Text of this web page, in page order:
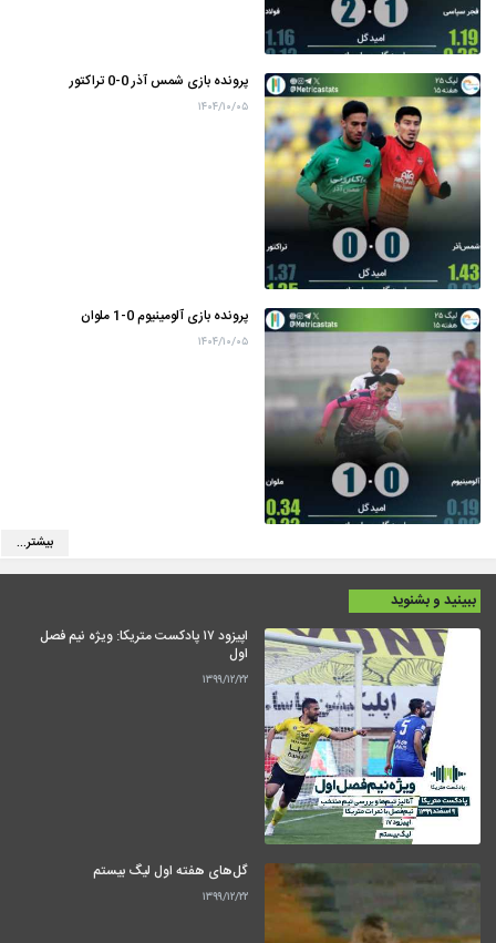
پرونده بازی شمس آذر 0-0 تراکتور
۱۴۰۴/۱۰/۰۵
پرونده بازی آلومینیوم 0-1 ملوان
۱۴۰۴/۱۰/۰۵
بیشتر...
ببینید و بشنوید
اپیزود ۱۷ پادکست متریکا: ویژه نیم فصل
اول
۱۳۹۹/۱۲/۲۲
گل‌های هفته اول لیگ بیستم
۱۳۹۹/۱۲/۲۲